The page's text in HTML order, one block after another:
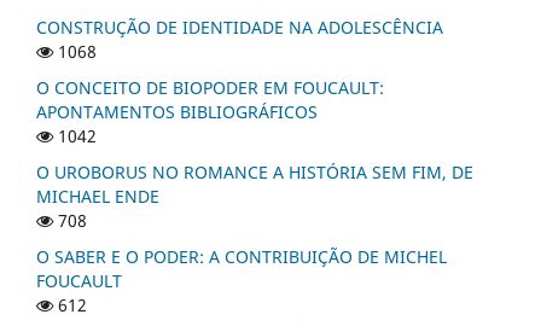
CONSTRUÇÃO DE IDENTIDADE NA ADOLESCÊNCIA
1068
O CONCEITO DE BIOPODER EM FOUCAULT:
APONTAMENTOS BIBLIOGRÁFICOS
1042
O UROBORUS NO ROMANCE A HISTÓRIA SEM FIM, DE
MICHAEL ENDE
708
O SABER E O PODER: A CONTRIBUIÇÃO DE MICHEL
FOUCAULT
612